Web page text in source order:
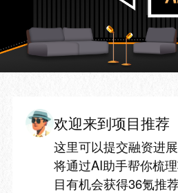
欢迎来到项目推荐
这里可以提交融资进
将通过AI助手帮你梳
目有机会获得36氪推荐